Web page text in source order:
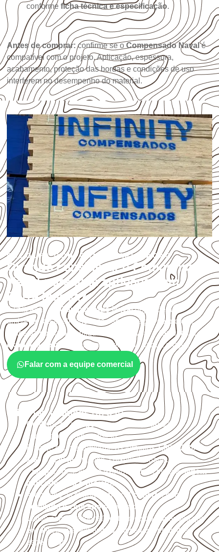
conforme ficha técnica e especificação.
Antes de comprar: confirme se o Compensado Naval é
compatível com o projeto. Aplicação, espessura,
acabamento, proteção das bordas e condições de uso
interferem no desempenho do material.
ESCOLHA CONFORME A APLICAÇÃO
Quando considerar o Compensado
Naval para uma aplicação em
Barra Mansa?
A utilização do Compensado Navaldepende do
ambiente, da finalidade e da especificação do projeto.
Antes da cotação, verifique a
espessura, o formato, a
exposição e o acabamento
previstos para a chapa.
Falar com a equipe comercial
Critérios técnicos de uso
Confirme se a espessura e o formatosão
compatíveis com o projeto.
Planeje o corte conforme os formatos1,60 × 2,20 m e
1,60 × 2,50 m, sujeitos à disponibilidade.
Proteja cortes, furos e extremidades com aselagem
indicada para o projeto.
Armazene as chapas em localcoberto, seco,
ventilado e com apoio nivelado
Valide com o responsável técnico qualquer uso que
envolva carga, exposição intensa ou requisitos
específicos.